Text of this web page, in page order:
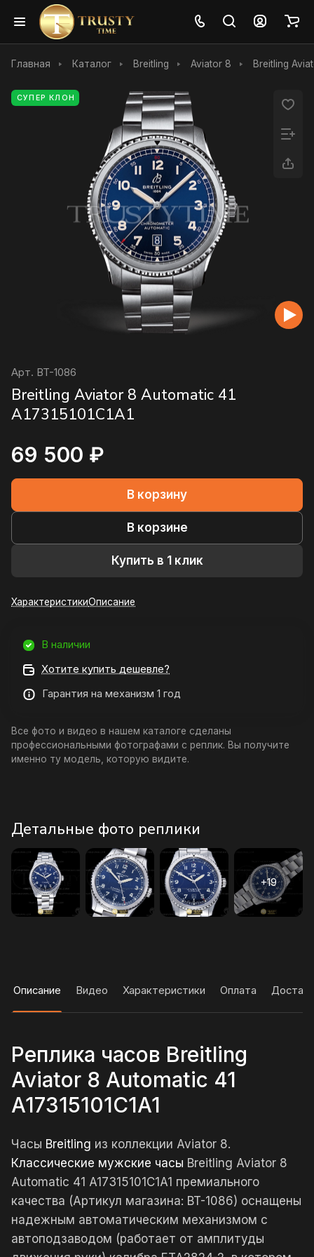
Главная Каталог Breitling Aviator 8 Breitling
СУПЕР КЛОН
Арт. BT-1086
Breitling Aviator 8 Automatic 41
A17315101C1A1
69 500 ₽
В корзину
В корзине
Купить в 1 клик
ХарактеристикиОписание
В наличии
Хотите купить дешевле?
Гарантия на механизм 1 год
Все фото и видео в нашем каталоге сделаны
профессиональными фотографами с реплик. Вы получите
именно ту модель, которую видите.
Детальные фото реплики
Описание Видео Характеристики Оплата
Реплика часов Breitling
Aviator 8 Automatic 41
A17315101C1A1
Часы Breitling из коллекции Aviator 8.
Классические мужские часы Breitling Aviator 8
Automatic 41 A17315101C1A1 премиального
качества (Артикул магазина: BT-1086) оснащены
надежным автоматическим механизмом с
автоподзаводом (работает от амплитуды